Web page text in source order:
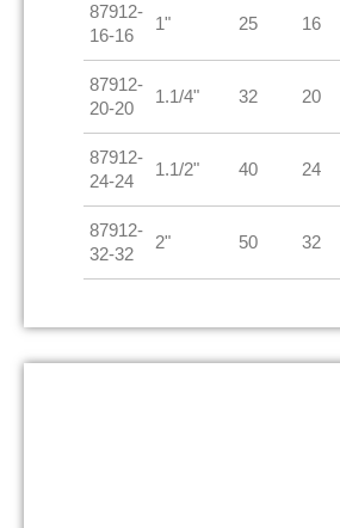
87912-
16-16
1" 25 16
87912-
20-20
1.1/4" 32 20
87912-
24-24
1.1/2" 40 24
87912-
32-32
2" 50 32